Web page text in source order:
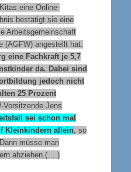
eine Online-
bestätigt sie eine
Arbeitsgemeinschaft
(AGFW) angestellt hat.
eine Fachkraft je 5,7
da. Dabei sind
jedoch nicht
25 Prozent
Vorsitzende Jens
sei schon mal
Kleinkindern allein, so
müsse man
abziehen.(….)